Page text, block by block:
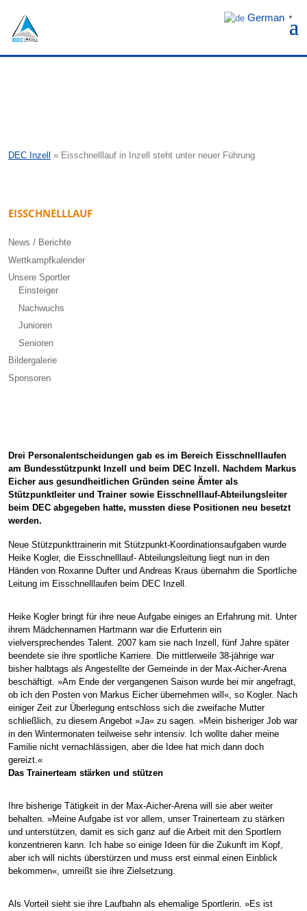
DEC Inzell » Eisschnelllauf in Inzell steht unter neuer Führung
EISSCHNELLLAUF
News / Berichte
Wettkampfkalender
Unsere Sportler
Einsteiger
Nachwuchs
Junioren
Senioren
Bildergalerie
Sponsoren
Drei Personalentscheidungen gab es im Bereich Eisschnelllaufen
am Bundesstützpunkt Inzell und beim DEC Inzell. Nachdem Markus
Eicher aus gesundheitlichen Gründen seine Ämter als
Stützpunktleiter und Trainer sowie Eisschnelllauf-Abteilungsleiter
beim DEC abgegeben hatte, mussten diese Positionen neu besetzt
werden.
Neue Stützpunkttrainerin mit Stützpunkt-Koordinationsaufgaben wurde
Heike Kogler, die Eisschnelllauf- Abteilungsleitung liegt nun in den
Händen von Roxanne Dufter und Andreas Kraus übernahm die Sportliche
Leitung im Eisschnelllaufen beim DEC Inzell.
Heike Kogler bringt für ihre neue Aufgabe einiges an Erfahrung mit. Unter
ihrem Mädchennamen Hartmann war die Erfurterin ein
vielversprechendes Talent. 2007 kam sie nach Inzell, fünf Jahre später
beendete sie ihre sportliche Karriere. Die mittlerweile 38-jährige war
bisher halbtags als Angestellte der Gemeinde in der Max-Aicher-Arena
beschäftigt. »Am Ende der vergangenen Saison wurde bei mir angefragt,
ob ich den Posten von Markus Eicher übernehmen will«, so Kogler. Nach
einiger Zeit zur Überlegung entschloss sich die zweifache Mutter
schließlich, zu diesem Angebot »Ja« zu sagen. »Mein bisheriger Job war
in den Wintermonaten teilweise sehr intensiv. Ich wollte daher meine
Familie nicht vernachlässigen, aber die Idee hat mich dann doch
gereizt.«
Das Trainerteam stärken und stützen
Ihre bisherige Tätigkeit in der Max-Aicher-Arena will sie aber weiter
behalten. »Meine Aufgabe ist vor allem, unser Trainerteam zu stärken
und unterstützen, damit es sich ganz auf die Arbeit mit den Sportlern
konzentrieren kann. Ich habe so einige Ideen für die Zukunft im Kopf,
aber ich will nichts überstürzen und muss erst einmal einen Einblick
bekommen«, umreißt sie ihre Zielsetzung.
Als Vorteil sieht sie ihre Laufbahn als ehemalige Sportlerin. »Es ist
German ▼